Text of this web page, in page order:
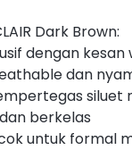
Dark Brown:
dengan
dan
siluet
berkelas
untuk formal